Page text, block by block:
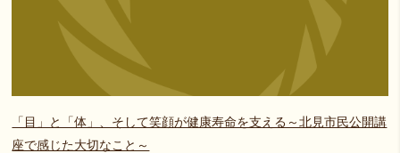
「目」と「体」、そして笑顔が健康寿命を支える～北見市民公開講
座で感じた大切なこと～